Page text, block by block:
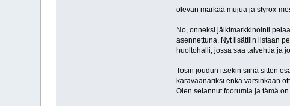
olevan märkää mujua ja styrox-
No, onneksi jälkimarkkinointi
asennettuna. Nyt lisättiin listaan
huoltohalli, jossa saa talvehtia ja
Tosin joudun itsekin siinä sitten
karavaanariksi enkä varsinkaan
Olen selannut foorumia ja tämä